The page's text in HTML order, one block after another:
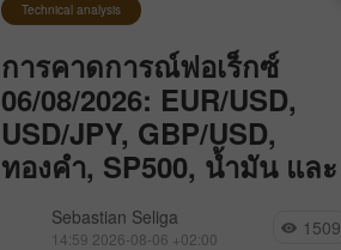
Technical analysis
การคาดการณ์ฟอเร็กซ์
06/08/2026: EUR/USD,
USD/JPY, GBP/USD,
ทองคำ, SP500, น้ำมัน และ
Bitcoin
เราขอแนะนำส่วนวิเคราะห์ Forex ที่
อัปเดตทุกวัน ซึ่งคุณจะได้พบกับบท
Sebastian Seliga
14:59 2026-08-06 +02:00 1509